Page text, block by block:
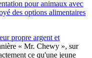
pour animaux avec
des options alimentaires
propre argent et
« Mr. Chewy », sur
ce qu'une jeune